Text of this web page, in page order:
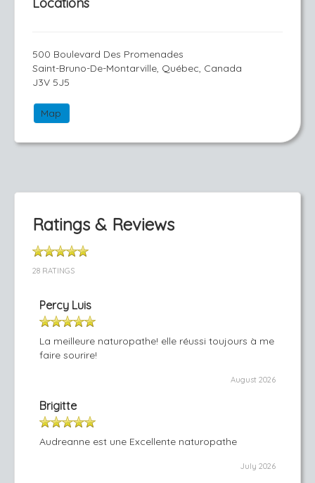
500 Boulevard Des Promenades
Saint-Bruno-De-Montarville, Québec, Canada
J3V 5J5
Map
Ratings & Reviews
28 RATINGS
Percy Luis
La meilleure naturopathe! elle réussi toujours à me
faire sourire!
August 2026
Brigitte
Audreanne est une Excellente naturopathe
July 2026